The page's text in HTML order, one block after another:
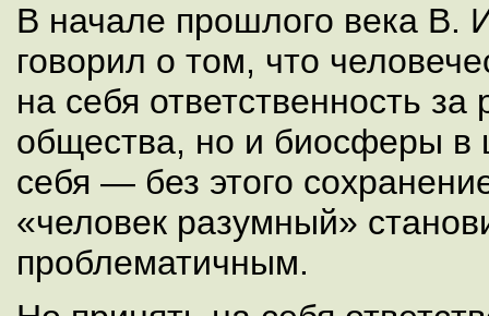
В начале прошлого века В.
говорил о том, что
на себя ответственность за
общества, но и биосферы в
себя — без этого
«человек разумный»
проблематичным.